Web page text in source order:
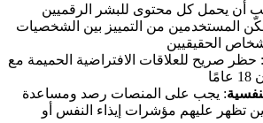
أن يحمل كل محتوى للبشر الرقميين
المستخدمين من التمييز بين الشخصيات
الحقيقيين
صريح للعلاقات الافتراضية الحميمة مع
: يجب على المنصات رصد ومساعدة
تظهر عليهم مؤشرات إيذاء النفس أو